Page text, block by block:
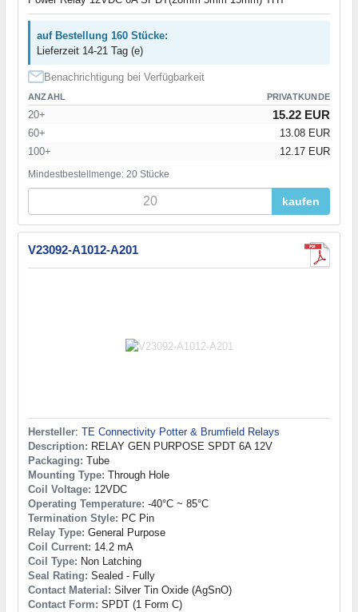
auf Bestellung 160 Stücke:
Lieferzeit 14-21 Tag (e)
Benachrichtigung bei Verfügbarkeit
ANZAHL PRIVATKUNDE
20+ 15.22 EUR
60+
13.08 EUR
100+
12.17 EUR
Mindestbestellmenge: 20 Stücke
kaufen
V23092-A1012-A201
Hersteller: TE Connectivity Potter & Brumfield Relays
Description: RELAY GEN PURPOSE SPDT 6A 12V
Packaging: Tube
Mounting Type: Through Hole
Coil Voltage: 12VDC
Operating Temperature: -40°C ~ 85°C
Termination Style: PC Pin
Relay Type: General Purpose
Coil Current: 14.2 mA
Coil Type: Non Latching
Seal Rating: Sealed - Fully
Contact Material: Silver Tin Oxide (AgSnO)
Contact Form: SPDT (1 Form C)